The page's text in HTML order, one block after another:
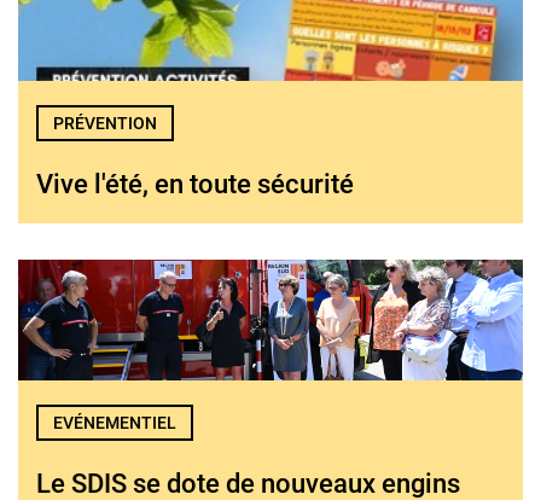
PRÉVENTION
Vive l'été, en toute sécurité
EVÉNEMENTIEL
Le SDIS se dote de nouveaux engins